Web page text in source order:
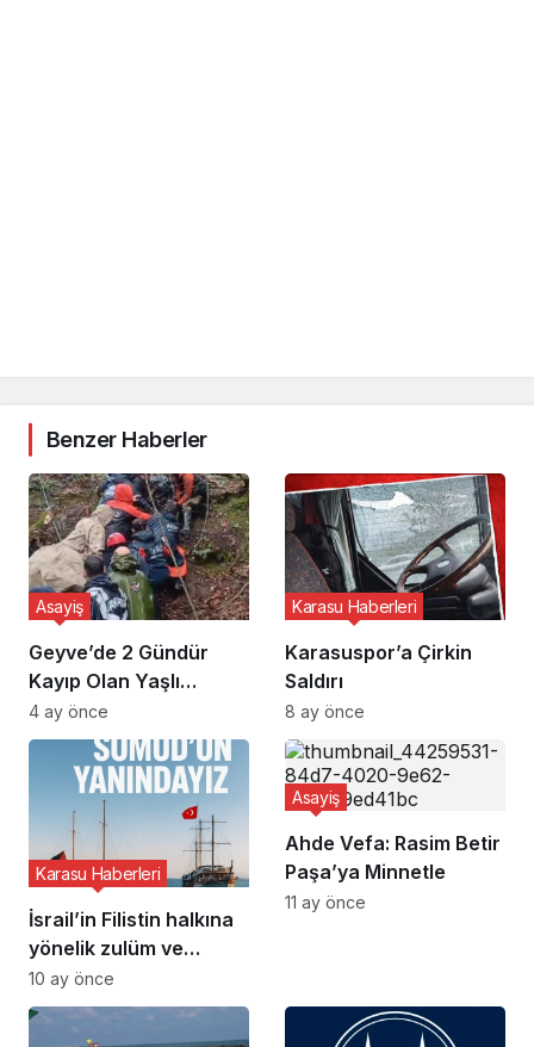
Benzer Haberler
Geyve’de 2 Gündür
Kayıp Olan Yaşlı
Adamın Cansız Bedeni
Bulundu
Asayiş
4 ay önce
Karasuspor’a Çirkin
Saldırı
Karasu Haberleri
8 ay önce
İsrail’in Filistin halkına
yönelik zulüm ve
vahşetine karşı
dünyada tepki
uyandırmak amacıyla
Karasu Haberleri
10 ay önce
Ahde Vefa: Rasim Betir
Paşa’ya Minnetle
Asayiş
11 ay önce